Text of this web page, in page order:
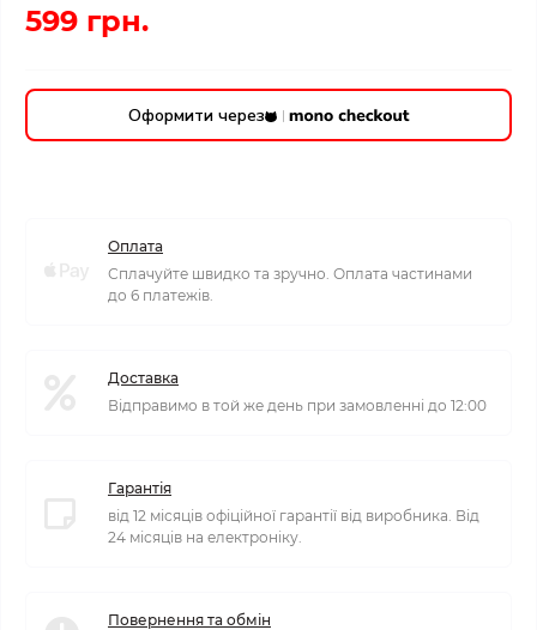
599 грн.
Оформити через
Оплата
Сплачуйте швидко та зручно. Оплата частинами
до 6 платежів.
Доставка
Відправимо в той же день при замовленні до 12:00
Гарантія
від 12 місяців офіційної гарантії від виробника. Від
24 місяців на електроніку.
Повернення та обмін